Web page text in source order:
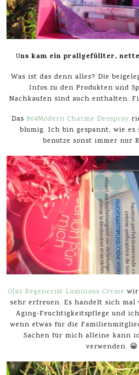
Uns kam ein prallgefüllter,
Was ist das denn alles? Die
Infos zu den Produkten und
Nachkaufen sind auch enthalten.
Das 8x4Modern Charme Deospray
blumig. Ich bin gespannt, wie
benutze sonst immer nur
Olaz Regenerist Luminous Creme
sehr erfreuen. Es handelt sich
Aging-Feuchtigkeitspflege und
wenn etwas für die
Sachen für mich alleine kann
verwenden. 😀